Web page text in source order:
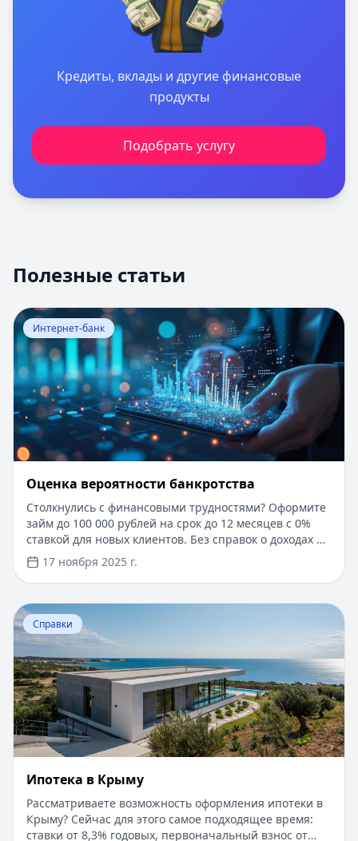
Кредиты, вклады и другие финансовые
продукты
Подобрать услугу
Полезные статьи
Перейти к статье:Оценка вероятности банкротства
Интернет-банк
Оценка вероятности банкротства
Столкнулись с финансовыми трудностями? Оформите
займ до 100 000 рублей на срок до 12 месяцев с 0%
ставкой для новых клиентов. Без справок о доходах и
документов — решение за 5 минут. Получите деньги
быстро и прозрачно через проверенные сервисы.
17 ноября 2025 г.
Перейти к статье:
Справки
Ипотека в Крыму
Рассматриваете возможность оформления ипотеки в
Крыму? Сейчас для этого самое подходящее время:
ставки от 8,3% годовых, первоначальный взнос от